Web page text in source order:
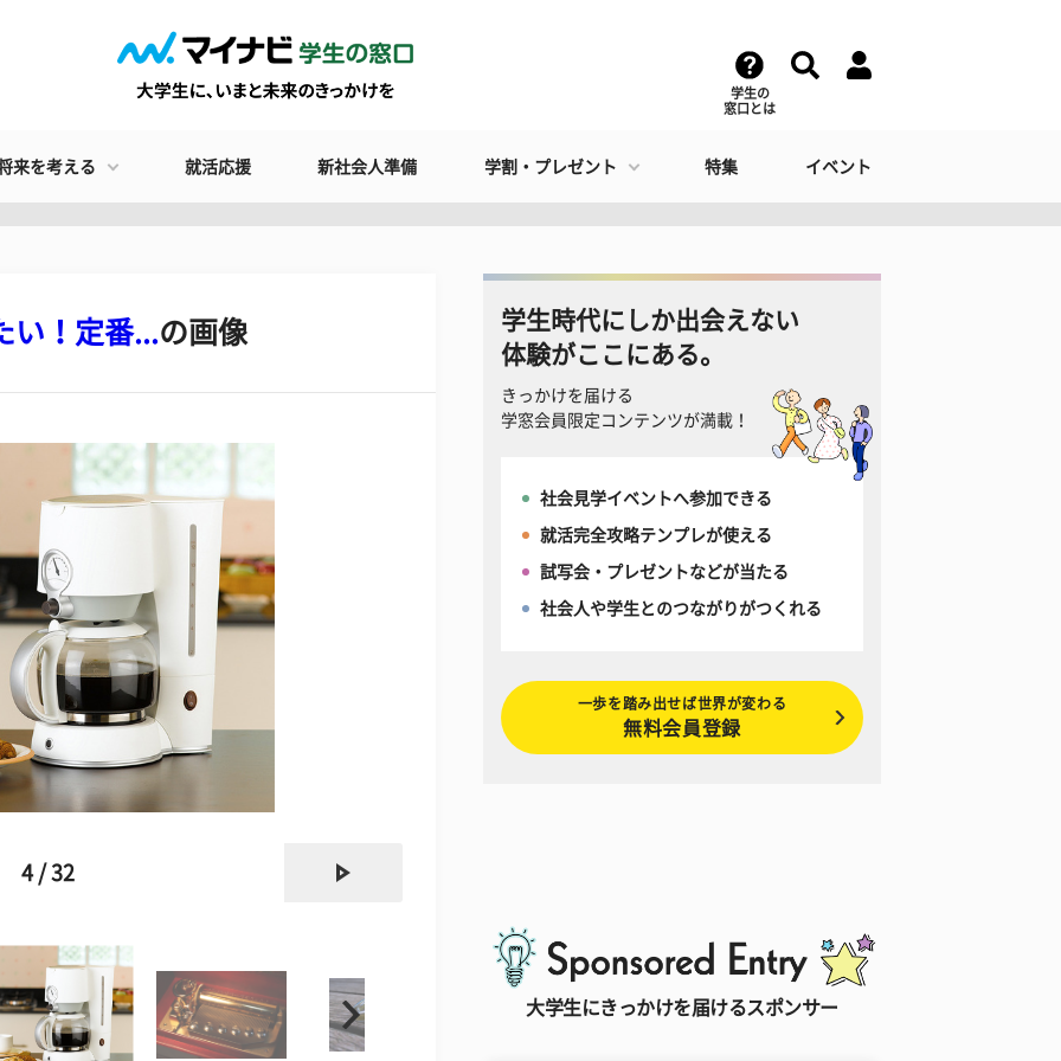
学生の
窓口とは
来を考える 就活応援 新社会人準備 学割・プレゼント 特集 イベント
い！定番...の画像
4 / 32
学生時代にしか出会えない
体験がここにある。
きっかけを届ける
学窓会員限定コンテンツが満載！
社会見学イベントへ参加できる
就活完全攻略テンプレが使える
試写会・プレゼントなどが当たる
社会人や学生とのつながりがつくれる
一歩を踏み出せば世界が変わる
無料会員登録
大学生にきっかけを届けるスポンサー